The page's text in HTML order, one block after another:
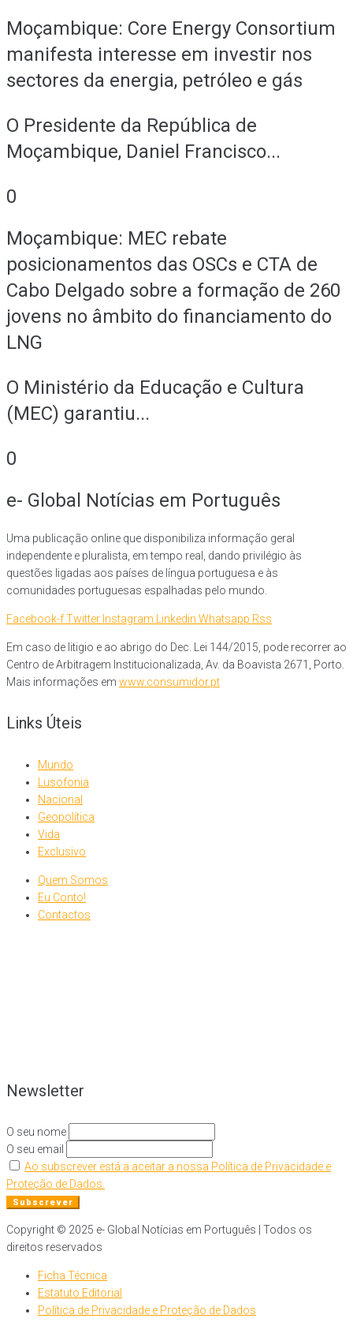
Moçambique: Core Energy Consortium
manifesta interesse em investir nos
sectores da energia, petróleo e gás
O Presidente da República de
Moçambique, Daniel Francisco...
0
Moçambique: MEC rebate
posicionamentos das OSCs e CTA de
Cabo Delgado sobre a formação de 260
jovens no âmbito do financiamento do
LNG
O Ministério da Educação e Cultura
(MEC) garantiu...
0
e- Global Notícias em Português
Uma publicação online que disponibiliza informação geral
independente e pluralista, em tempo real, dando privilégio às
questões ligadas aos países de língua portuguesa e às
comunidades portuguesas espalhadas pelo mundo.
Facebook-fTwitter Instagram Linkedin Whatsapp Rss
Em caso de litigio e ao abrigo do Dec. Lei 144/2015, pode recorrer ao
Centro de Arbitragem Institucionalizada, Av. da Boavista 2671, Porto.
Mais informações em www.consumidor.pt
Links Úteis
Mundo
Lusofonia
Nacional
Geopolítica
Vida
Exclusivo
Quem Somos
Eu Conto!
Contactos
Newsletter
O seu nome
O seu email
Ao subscrever está a aceitar a nossa Política de Privacidade e
Proteção de Dados.
Copyright © 2025 e- Global Notícias em Português | Todos os
direitos reservados
Ficha Técnica
Estatuto Editorial
Política de Privacidade e Proteção de Dados